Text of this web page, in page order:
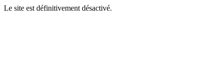
Le site est définitivement désactivé.